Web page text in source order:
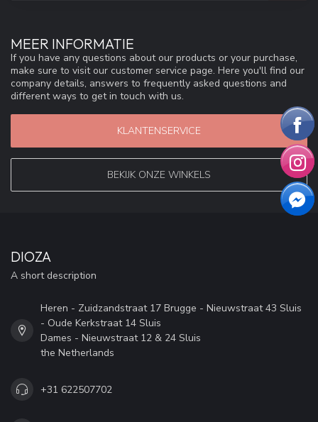
MEER INFORMATIE
If you have any questions about our products or your purchase,
make sure to visit our customer service page. Here you'll find our
company details, answers to frequently asked questions and
different ways to get in touch with us.
KLANTENSERVICE
BEKIJK ONZE WINKELS
DIOZA
A short description
Heren - Zuidzandstraat 17 Brugge - Nieuwstraat 43 Sluis
- Oude Kerkstraat 14 Sluis
Dames - Nieuwstraat 12 & 24 Sluis
the Netherlands
+31 622507702